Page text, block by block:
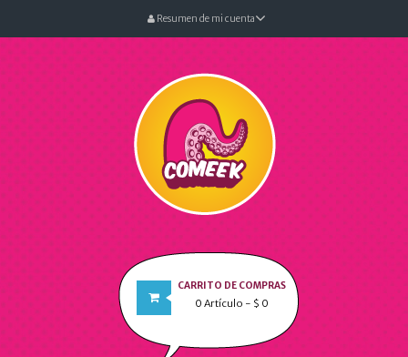
Resumen de mi cuenta
CARRITO DE COMPRAS
0 Artículo - $ 0